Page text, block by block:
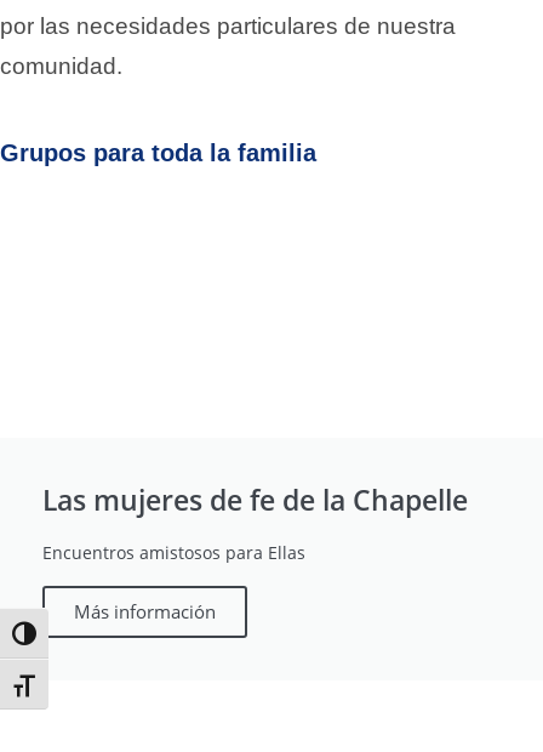
Alternar alto contraste
Alternar tamaño de letra
por las necesidades particulares de nuestra
comunidad.
Grupos para toda la familia
Las mujeres de fe de la Chapelle
Encuentros amistosos para Ellas
Más información